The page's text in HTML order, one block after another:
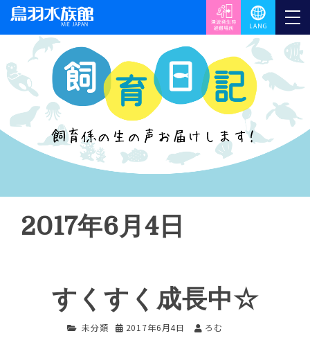
2017年6月4日
すくすく成長中☆
未分類 2017年6月4日 ろむ